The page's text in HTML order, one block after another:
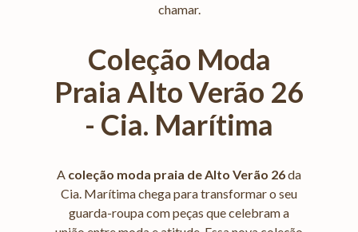
chamar.
Coleção Moda
Praia Alto Verão 26
- Cia. Marítima
A coleção moda praia de Alto Verão 26da
Cia. Marítima chega para transformar o seu
guarda-roupa com peças que celebram a